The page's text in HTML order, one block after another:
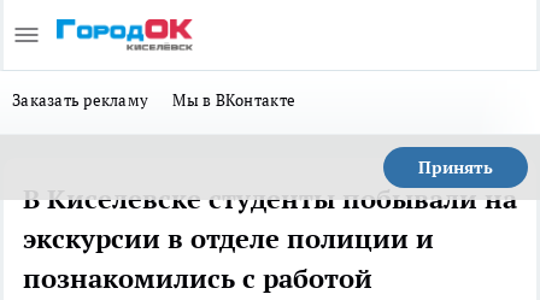
Заказать рекламу Мы в ВКонтакте
Принять
️В Киселевске студенты побывали на
экскурсии в отделе полиции и
познакомились с работой